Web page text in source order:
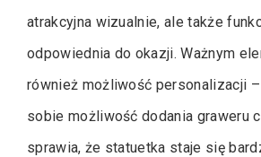
atrakcyjna wizualnie, ale także
odpowiednia do okazji. Ważnym
również możliwość personalizacji
sobie możliwość dodania graweru
sprawia, że statuetka staje się